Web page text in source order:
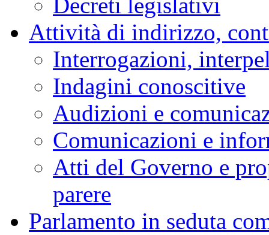
Decreti legislativi
Attività di indirizzo,
Interrogazioni,
Indagini conoscitive
Audizioni e
Comunicazioni e
Atti del Governo e
parere
Parlamento in seduta